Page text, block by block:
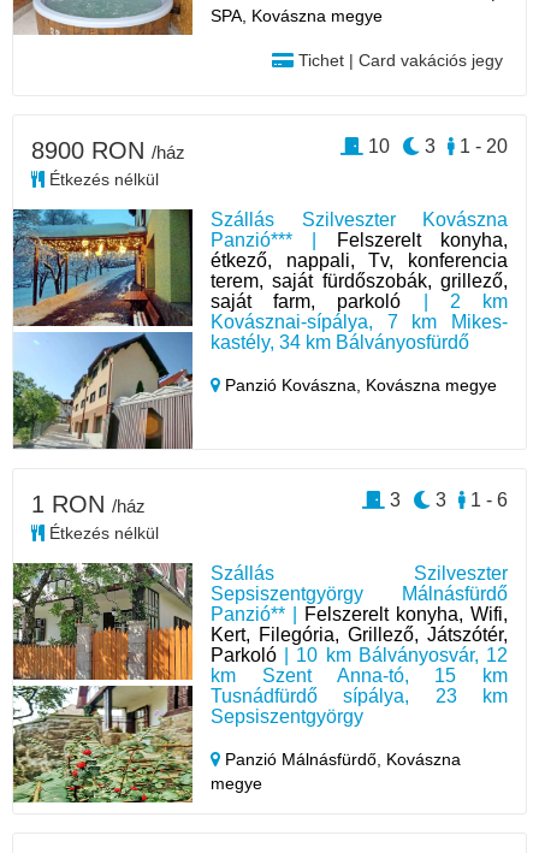
SPA, Kovászna megye
Tichet | Card vakációs jegy
Szállás Szilveszter Kovászna
Panzió*** |
Felszerelt konyha,
étkező, nappali, Tv, konferencia
terem, saját fürdőszobák, grillező,
saját farm, parkoló | 2 km
Kovásznai-sípálya, 7 km Mikes-
kastély, 34 km Bálványosfürdő
Panzió Kovászna, Kovászna megye
8900 RON /ház
Étkezés nélkül
1 - 20
3
10
Szállás Szilveszter
Sepsiszentgyörgy Málnásfürdő
Panzió** |
Felszerelt konyha, Wifi,
Kert, Filegória, Grillező, Játszótér,
Parkoló | 10 km Bálványosvár, 12
km Szent Anna-tó, 15 km
Tusnádfürdő sípálya, 23 km
Sepsiszentgyörgy
Panzió Málnásfürdő, Kovászna
megye
1 RON /ház
Étkezés nélkül
1 - 6
3
3